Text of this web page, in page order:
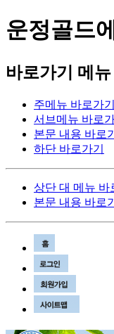
운정골드
바로가기 메뉴
주메뉴 바로가기
서브메뉴 바로가
본문 내용 바로
하단 바로가기
상단 대 메뉴 바
본문 내용 바로